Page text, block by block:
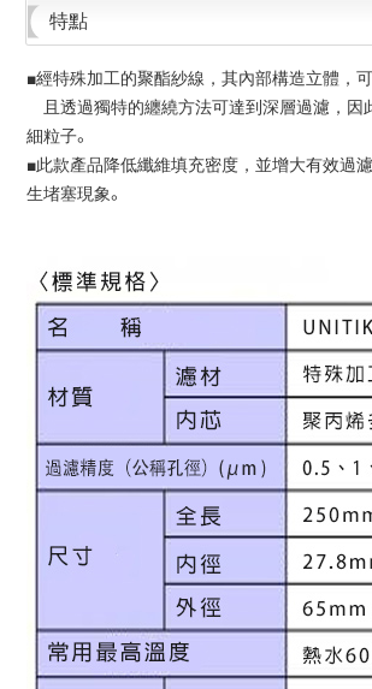
特點
■經特殊加工的聚酯紗線，其內部構造立體，
且透過獨特的纏繞方法可達到深層過濾，因
細粒子。
■此款產品降低纖維填充密度，並增大有效過
生堵塞現象。